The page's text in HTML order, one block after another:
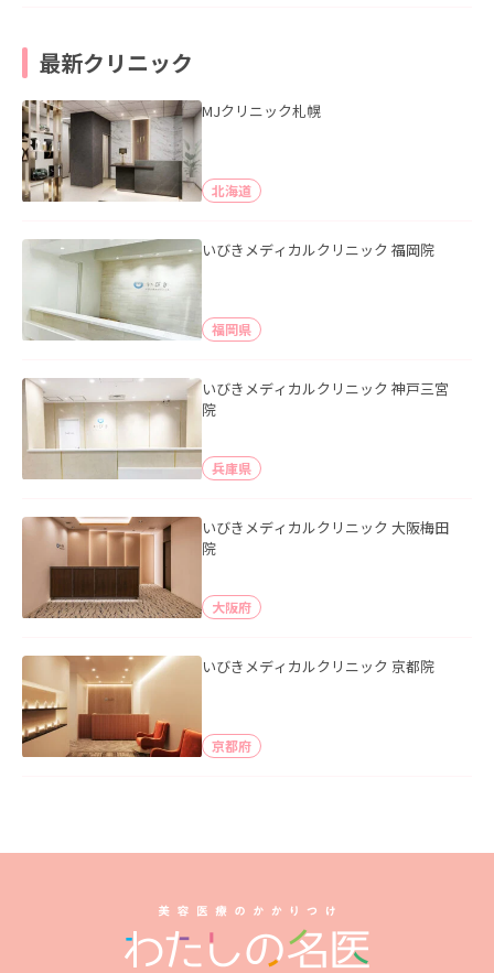
最新クリニック
MJクリニック札幌
北海道
いびきメディカルクリニック 福岡院
福岡県
いびきメディカルクリニック 神戸三宮
院
兵庫県
いびきメディカルクリニック 大阪梅田
院
大阪府
いびきメディカルクリニック 京都院
京都府